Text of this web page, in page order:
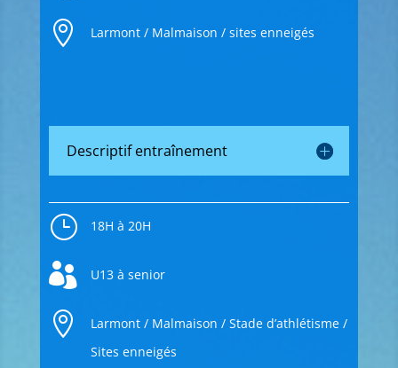
 Larmont / Malmaison / sites enneigés
Descriptif entraînement
} 18H à 20H
 U13 à senior

Larmont / Malmaison / Stade d’athlétisme /
Sites enneigés